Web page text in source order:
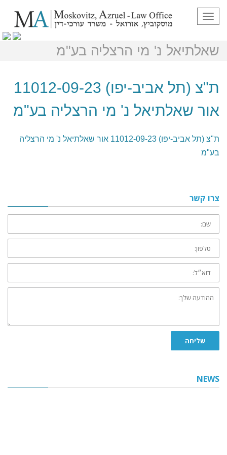
תפריט
ת"צ (תל אביב-יפו) 11012-09-23 אור
שאלתיאל נ' מי הרצליה בע"מ
ת"צ (תל אביב-יפו) 11012-09-23
אור שאלתיאל נ' מי הרצליה בע"מ
ת"צ (תל אביב-יפו) 11012-09-23 אור שאלתיאל נ' מי הרצליה
בע"מ
צרו קשר
שם:
טלפון:
דוא״ל:
ההודעה
שלך:
שליחה
NEWS